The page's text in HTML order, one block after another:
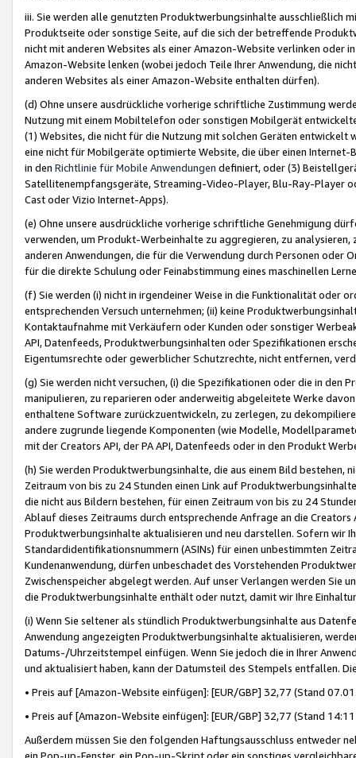
iii. Sie werden alle genutzten Produktwerbungsinhalte ausschließlich
Produktseite oder sonstige Seite, auf die sich der betreffende
nicht mit anderen Websites als einer Amazon-Website verlinken oder
Amazon-Website lenken (wobei jedoch Teile Ihrer Anwendung, die
anderen Websites als einer Amazon-Website enthalten dürfen).
(d) Ohne unsere ausdrückliche vorherige schriftliche Zustimmung
Nutzung mit einem Mobiltelefon oder sonstigen Mobilgerät
(1) Websites, die nicht für die Nutzung mit solchen Geräten
eine nicht für Mobilgeräte optimierte Website, die über einen
in den Richtlinie für Mobile Anwendungen definiert, oder (3)
Satellitenempfangsgeräte, Streaming-Video-Player, Blu-Ray-Player
Cast oder Vizio Internet-Apps).
(e) Ohne unsere ausdrückliche vorherige schriftliche Genehmigung
verwenden, um Produkt-Werbeinhalte zu aggregieren, zu
anderen Anwendungen, die für die Verwendung durch Personen
für die direkte Schulung oder Feinabstimmung eines maschinellen
(f) Sie werden (i) nicht in irgendeiner Weise in die Funktionalität oder
entsprechenden Versuch unternehmen; (ii) keine
Kontaktaufnahme mit Verkäufern oder Kunden oder sonstiger
API, Datenfeeds, Produktwerbungsinhalten oder Spezifikationen
Eigentumsrechte oder gewerblicher Schutzrechte, nicht entfernen,
(g) Sie werden nicht versuchen, (i) die Spezifikationen oder die in
manipulieren, zu reparieren oder anderweitig abgeleitete Werke
enthaltene Software zurückzuentwickeln, zu zerlegen, zu
andere zugrunde liegende Komponenten (wie Modelle,
mit der Creators API, der PA API, Datenfeeds oder in den Produkt
(h) Sie werden Produktwerbungsinhalte, die aus einem Bild bestehen,
Zeitraum von bis zu 24 Stunden einen Link auf
die nicht aus Bildern bestehen, für einen Zeitraum von bis zu 24
Ablauf dieses Zeitraums durch entsprechende Anfrage an die
Produktwerbungsinhalte aktualisieren und neu darstellen. Sofern wir
Standardidentifikationsnummern (ASINs) für einen unbestimmten
Kundenanwendung, dürfen unbeschadet des Vorstehenden
Zwischenspeicher abgelegt werden. Auf unser Verlangen werden Sie
die Produktwerbungsinhalte enthält oder nutzt, damit wir Ihre
(i) Wenn Sie seltener als stündlich Produktwerbungsinhalte aus
Anwendung angezeigten Produktwerbungsinhalte aktualisieren,
Datums-/Uhrzeitstempel einfügen. Wenn Sie jedoch die in Ihrer
und aktualisiert haben, kann der Datumsteil des Stempels entfallen.
• Preis auf [Amazon-Website einfügen]: [EUR/GBP] 32,77 (Stand
• Preis auf [Amazon-Website einfügen]: [EUR/GBP] 32,77 (Stand
Außerdem müssen Sie den folgenden Haftungsausschluss entweder
ein Pop-up-Fenster, ein Pop-up-Skript oder ein sonstiges